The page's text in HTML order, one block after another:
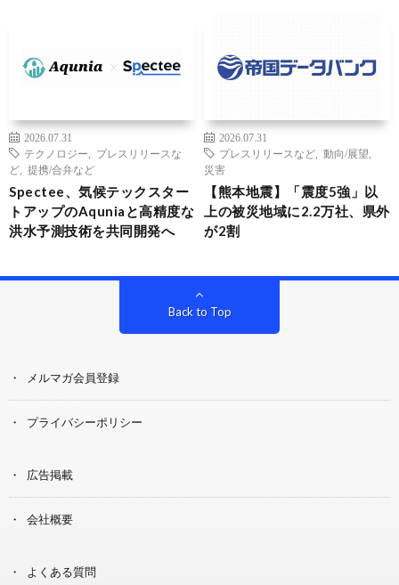
2026.07.31
テクノロジー
プレスリリースな
ど
提携/合弁など
Spectee、気候テックスター
トアップのAquniaと高精度な
洪水予測技術を共同開発へ
2026.07.31
プレスリリースなど
動向/展望
災害
【熊本地震】「震度5強」以
上の被災地域に2.2万社、県外
が2割
Back to Top
メルマガ会員登録
プライバシーポリシー
広告掲載
会社概要
よくある質問